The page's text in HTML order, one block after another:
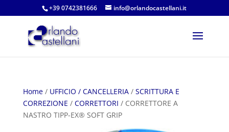
+39 0742381666 info@orlandocastellani.it
Home/ UFFICIO / CANCELLERIA/ SCRITTURA E
CORREZIONE / CORRETTORI / CORRETTORE A
NASTRO TIPP-EX® SOFT GRIP